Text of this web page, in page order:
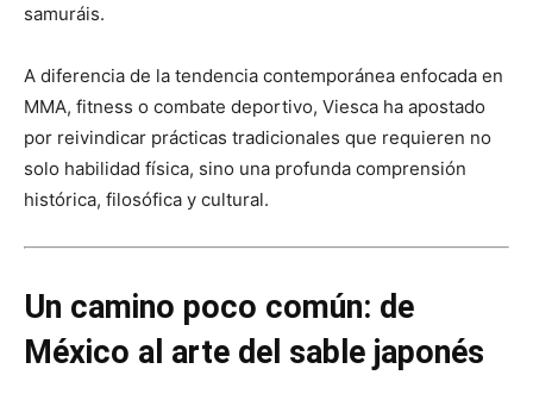
samuráis.
A diferencia de la tendencia contemporánea enfocada en
MMA, fitness o combate deportivo, Viesca ha apostado
por reivindicar prácticas tradicionales que requieren no
solo habilidad física, sino una profunda comprensión
histórica, filosófica y cultural.
Un camino poco común: de
México al arte del sable japonés